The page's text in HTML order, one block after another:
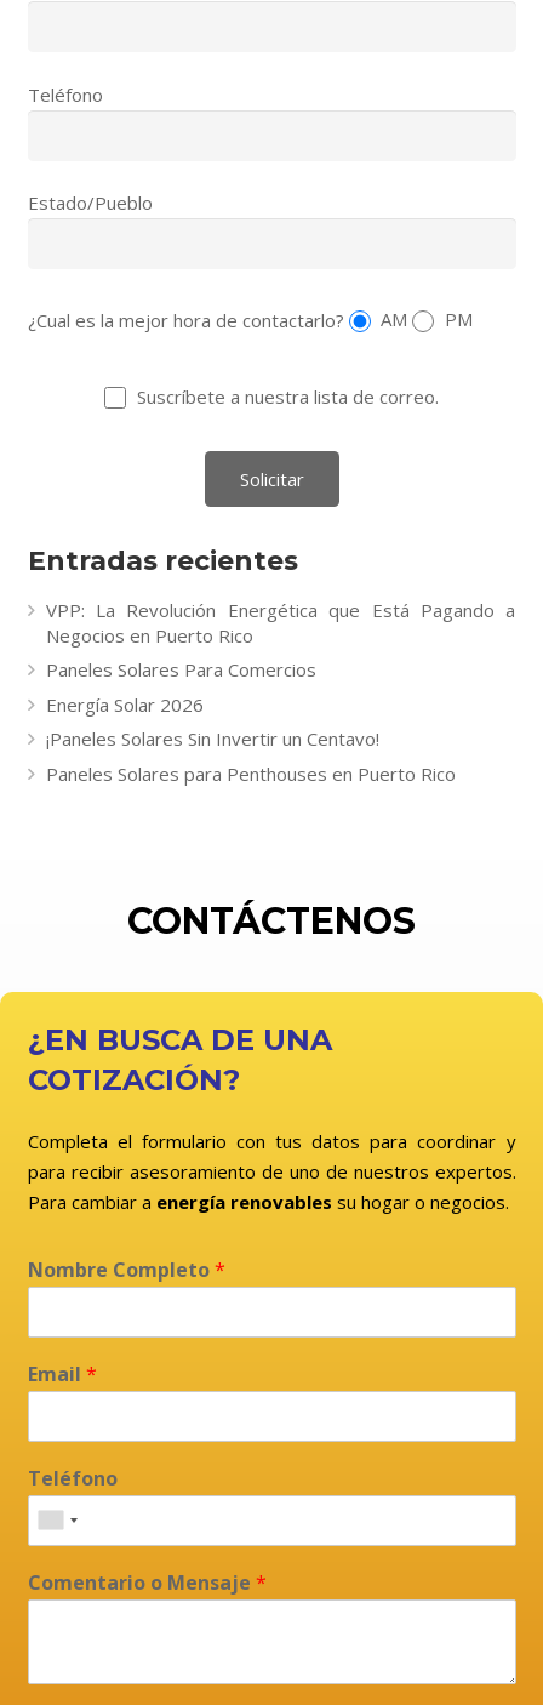
Teléfono
Estado/Pueblo
¿Cual es la mejor hora de contactarlo? AM PM
Suscríbete a nuestra lista de correo.
Entradas recientes
VPP: La Revolución Energética que Está Pagando a
Negocios en Puerto Rico
Paneles Solares Para Comercios
Energía Solar 2026
¡Paneles Solares Sin Invertir un Centavo!
Paneles Solares para Penthouses en Puerto Rico
CONTÁCTENOS
¿EN BUSCA DE UNA
COTIZACIÓN?
Completa el formulario con tus datos para coordinar y
para recibir asesoramiento de uno de nuestros expertos.
Para cambiar a energía renovables su hogar o negocios.
Nombre Completo*
Email *
Teléfono
Comentario o Mensaje *